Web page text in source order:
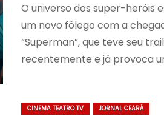
O universo dos super-heróis
um novo fôlego com a
“Superman”, que teve seu
recentemente e já provoca
CINEMA TEATRO TV JORNAL CEARÁ